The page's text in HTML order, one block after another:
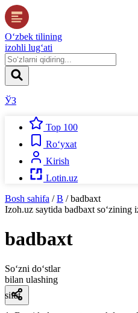
O‘zbek tilining
izohli lug‘ati
ЎЗ
Top 100
Ro‘yxat
Kirish
Lotin.uz
Bosh sahifa / B / badbaxt
Izoh.uz saytida badbaxt so‘zining
badbaxt
So‘zni do‘stlar
bilan ulashing
sifat